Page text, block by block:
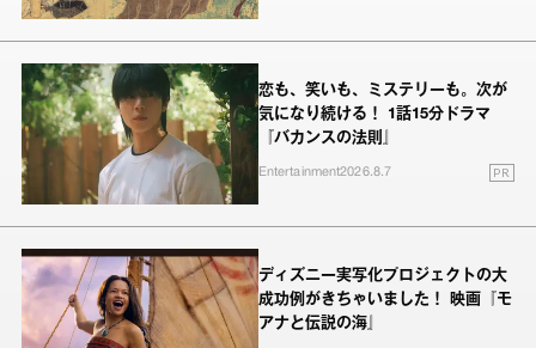
恋も、笑いも、ミステリーも。次が
気になり続ける！ 1話15分ドラマ
『バカンスの法則』
Entertainment2026.8.7 PR
ディズニー実写化プロジェクトの大
成功例がきちゃいました！ 映画『モ
アナと伝説の海』